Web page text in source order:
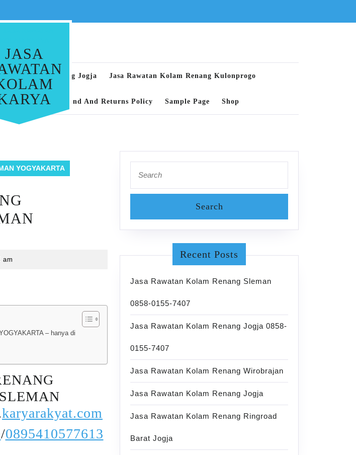
JASA
Kolam Renang Jogja Jasa Rawatan Kolam Renang Kulonprogo
Policy Refund And Returns Policy Sample Page Shop
YOGYAKARTA
am
– hanya di
karyarakyat.com
/0895410577613
for:
Recent Posts
Jasa Rawatan Kolam Renang Sleman
0858-0155-7407
Jasa Rawatan Kolam Renang Jogja 0858-
0155-7407
Jasa Rawatan Kolam Renang Wirobrajan
Jasa Rawatan Kolam Renang Jogja
Jasa Rawatan Kolam Renang Ringroad
Barat Jogja